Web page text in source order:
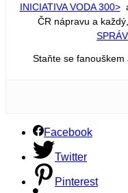
INICIATIVA VODA 300>a
ČR nápravu a
Staňte se
Facebook
Twitter
Pinterest